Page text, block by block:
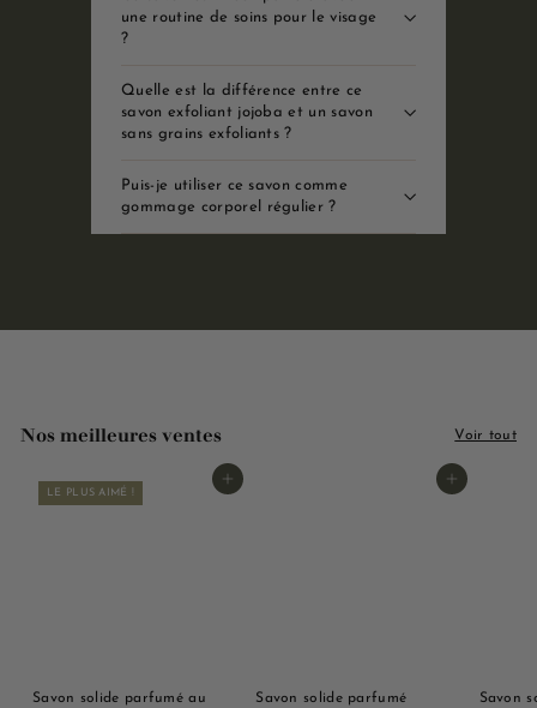
une routine de soins pour le visage
?
Quelle est la différence entre ce
savon exfoliant jojoba et un savon
sans grains exfoliants ?
Puis-je utiliser ce savon comme
gommage corporel régulier ?
Nos meilleures ventes Voir tout
Ajouter au panier
LE PLUS AIMÉ !
Savon solide parfumé au
Ajouter au panier
Savon solide parfumé
Savon